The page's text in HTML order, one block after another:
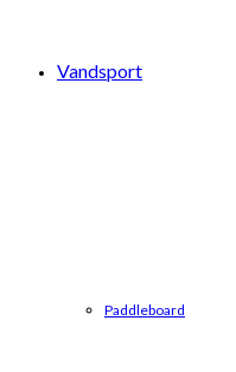
Vandsport
Paddleboard